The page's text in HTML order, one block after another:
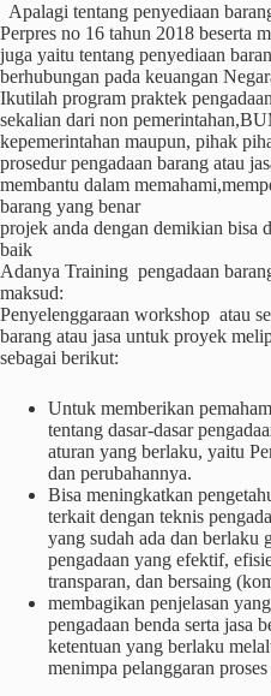
Apalagi tentang penyediaan
Perpres no 16 tahun 2018 beserta
juga yaitu tentang penyediaan
berhubungan pada keuangan
Ikutilah program praktek
sekalian dari non
kepemerintahan maupun, pihak
prosedur pengadaan barang atau
membantu dalam
barang yang benar
projek anda dengan demikian bisa
baik
Adanya Training pengadaan
maksud:
Penyelenggaraan workshop atau
barang atau jasa untuk proyek
sebagai berikut:
Untuk memberikan
tentang dasar-dasar
aturan yang berlaku, yaitu
dan perubahannya.
Bisa meningkatkan
terkait dengan teknis
yang sudah ada dan berlaku
pengadaan yang efektif,
transparan, dan bersaing
membagikan penjelasan
pengadaan benda serta jasa
ketentuan yang berlaku
menimpa pelanggaran proses